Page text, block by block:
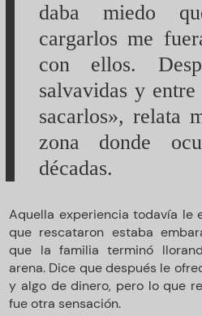
daba miedo
cargarlos me
con ellos.
salvavidas y
sacarlos», relata
zona donde
décadas.
Aquella experiencia todavía le
que rescataron estaba
que la familia terminó
arena. Dice que después le
y algo de dinero, pero lo que
fue otra sensación.